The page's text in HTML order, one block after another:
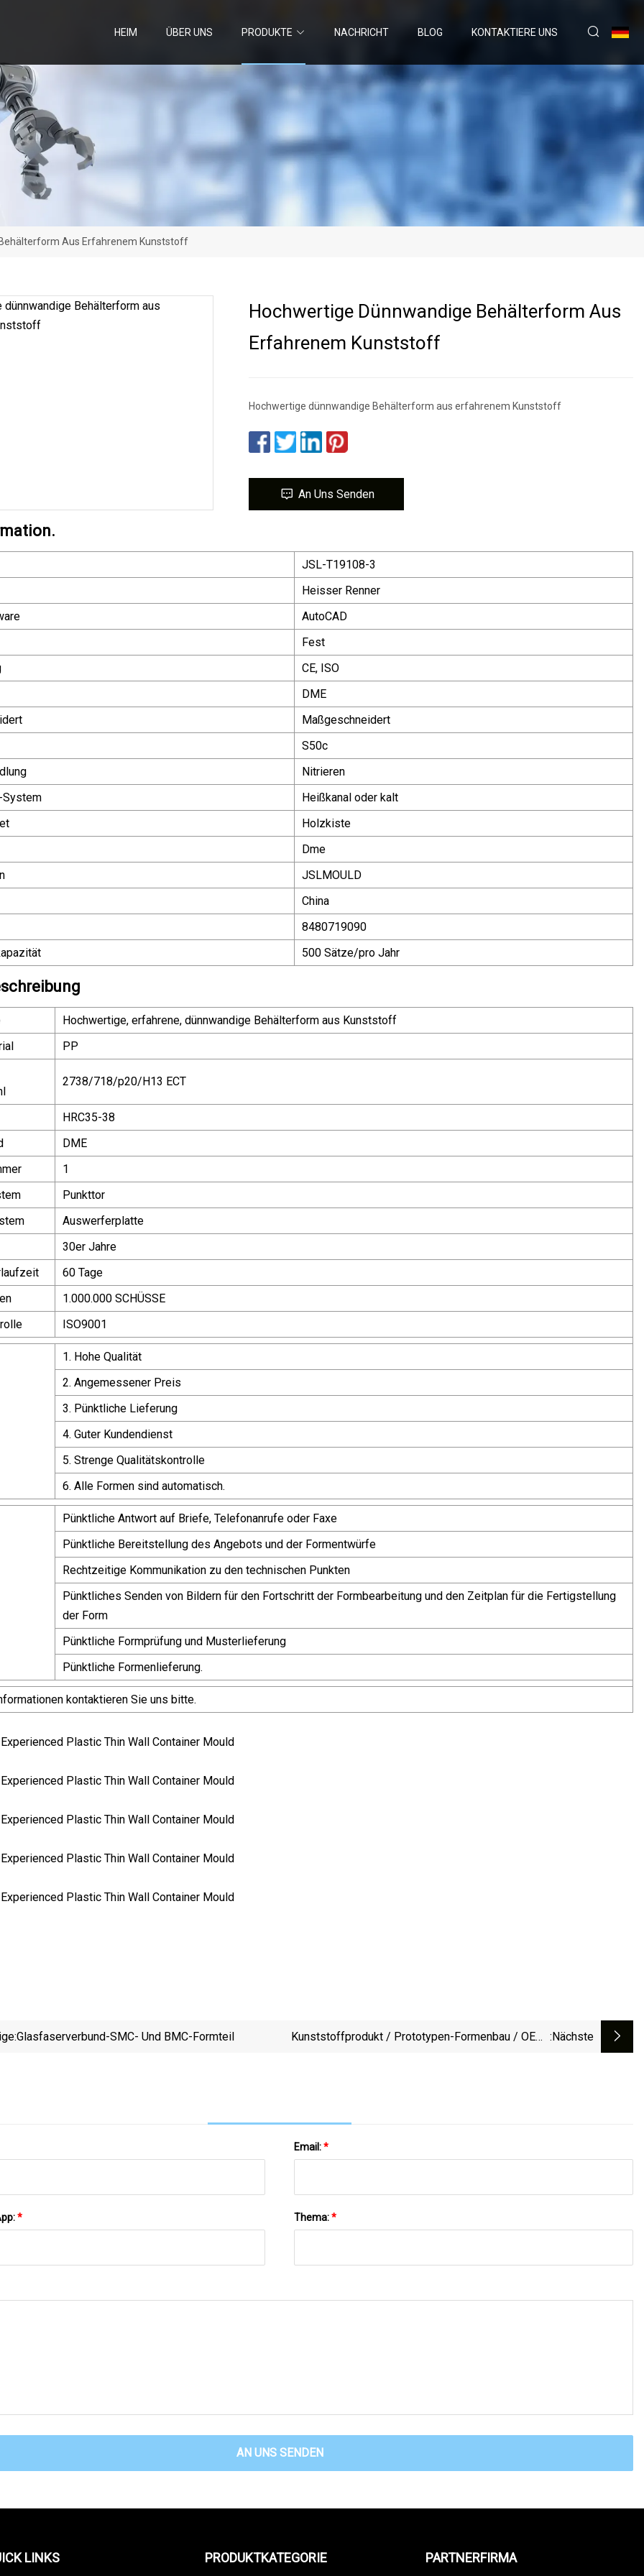
HEIM ÜBER UNS PRODUKTE NACHRICHT BLOG KONTAKTIERE UNS
Aus Erfahrenem Kunststoff
Hochwertige Dünnwandige Behälterform Aus
Erfahrenem Kunststoff
Hochwertige dünnwandige Behälterform aus erfahrenem Kunststoff
An Uns Senden
JSL-T19108-3
Heisser Renner
AutoCAD
Fest
CE, ISO
DME
Maßgeschneidert
S50c
Nitrieren
System
Heißkanal oder kalt
Holzkiste
Dme
JSLMOULD
China
8480719090
500 Sätze/pro Jahr
Hochwertige, erfahrene, dünnwandige Behälterform aus Kunststoff
PP
2738/718/p20/H13 ECT
HRC35-38
DME
1
Punkttor
Auswerferplatte
30er Jahre
60 Tage
1.000.000 SCHÜSSE
ISO9001
1. Hohe Qualität
2. Angemessener Preis
3. Pünktliche Lieferung
4. Guter Kundendienst
5. Strenge Qualitätskontrolle
6. Alle Formen sind automatisch.
Pünktliche Antwort auf Briefe, Telefonanrufe oder Faxe
Pünktliche Bereitstellung des Angebots und der Formentwürfe
Rechtzeitige Kommunikation zu den technischen Punkten
Pünktliches Senden von Bildern für den Fortschritt der Formbearbeitung und den Zeitplan für die Fertigstellung
der Form
Pünktliche Formprüfung und Musterlieferung
Pünktliche Formenlieferung.
kontaktieren Sie uns bitte.
Glasfaserverbund-SMC- Und BMC-Formteil
Kunststoffprodukt / Prototypen-Formenbau / OEM- :nächste
Email:*
* Thema:*
AN UNS SENDEN
LINKS PRODUKTKATEGORIE PARTNERFIRMA